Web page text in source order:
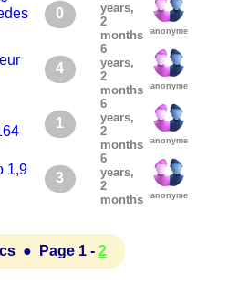
0
years,
2
months
anonyme
4
6
years,
2
months
anonyme
1
6
years,
2
months
anonyme
1,9
3
6
years,
2
months
anonyme
● Page 1 - 2